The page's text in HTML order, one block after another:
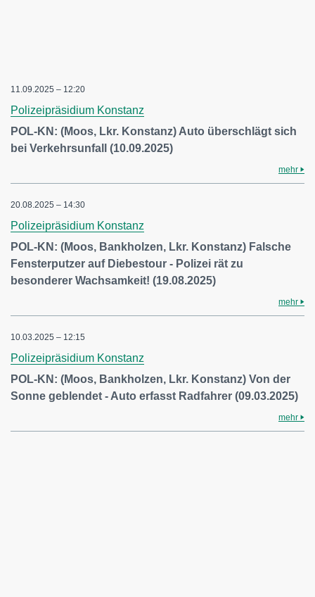
11.09.2025 – 12:20
Polizeipräsidium Konstanz
POL-KN: (Moos, Lkr. Konstanz) Auto überschlägt sich
bei Verkehrsunfall (10.09.2025)
mehr
20.08.2025 – 14:30
Polizeipräsidium Konstanz
POL-KN: (Moos, Bankholzen, Lkr. Konstanz) Falsche
Fensterputzer auf Diebestour - Polizei rät zu
besonderer Wachsamkeit! (19.08.2025)
mehr
10.03.2025 – 12:15
Polizeipräsidium Konstanz
POL-KN: (Moos, Bankholzen, Lkr. Konstanz) Von der
Sonne geblendet - Auto erfasst Radfahrer (09.03.2025)
mehr